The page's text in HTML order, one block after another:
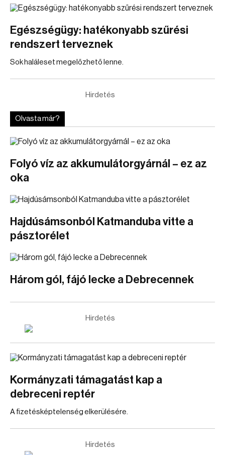
Egészségügy: hatékonyabb szűrési
rendszert terveznek
Sok haláleset megelőzhető lenne.
Hirdetés
Olvasta már?
Folyó víz az akkumulátorgyárnál – ez az
oka
Hajdúsámsonból Katmanduba vitte a
pásztorélet
Három gól, fájó lecke a Debrecennek
Hirdetés
Kormányzati támagatást kap a
debreceni reptér
A fizetésképtelenség elkerülésére.
Hirdetés